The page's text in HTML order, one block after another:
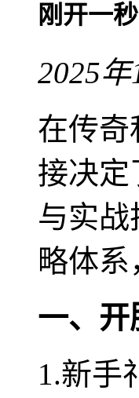
刚开一
2025
在传奇
接决定
与实
略体
一、开
1.新手